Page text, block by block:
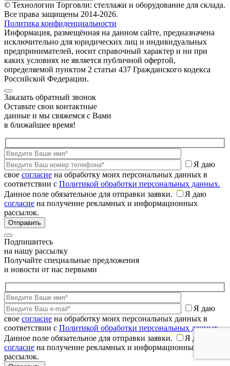
© Технологии Торговли: стеллажи и оборудование для склада.
Все права защищены 2014-2026.
Политика конфиденциальности
Информация, размещённая на данном сайте, предназначена
исключительно для юридических лиц и индивидуальных
предпринимателей, носит справочный характер и ни при
каких условиях не является публичной офертой,
определяемой пунктом 2 статьи 437 Гражданского кодекса
Российской Федерации.
Заказать обратный звонок
Оставьте свои контактные
данные и мы свяжемся с Вами
в ближайшее время!
Я даю
свое согласие на обработку моих персональных данных в
соответствии с Политикой обработки персональных данных.
Данное поле обязательное для отправки заявки.
Я даю
согласие на получение рекламных и информационных
рассылок.
Подпишитесь
на нашу рассылку
Получайте специальные предложения
и новости от нас первыми
Я даю
свое согласие на обработку моих персональных данных в
соответствии с Политикой обработки персональных данных.
Данное поле обязательное для отправки заявки.
Я даю
согласие на получение рекламных и информационных
рассылок.